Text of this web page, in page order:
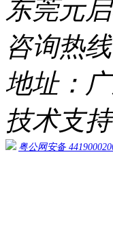
东莞元
咨询热
地址：
技术支持
粤公网安备